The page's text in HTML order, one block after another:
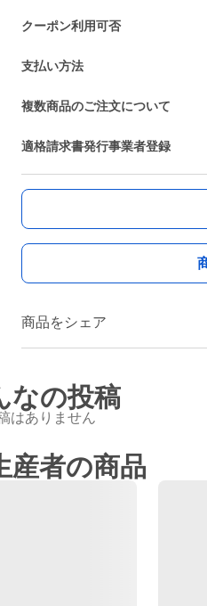
クーポン利用可否
支払い方法
複数商品のご注文について
適格請求書発行事業者登録
商品をシェア
なの投稿
はありません
産者の商品